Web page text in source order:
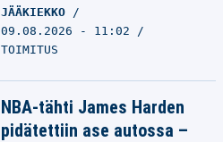
JÄÄKIEKKO
09.08.2026 - 11:02
TOIMITUS
NBA-tähti James Harden
pidätettiin ase autossa –